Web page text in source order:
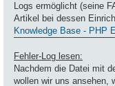
Logs ermöglicht (seine
Artikel bei dessen
Knowledge Base - PHP
Fehler-Log lesen:
Nachdem die Datei mit
wollen wir uns ansehen,